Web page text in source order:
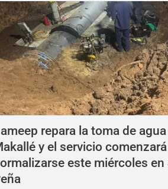
repara la toma de
y el servicio
este miércoles en